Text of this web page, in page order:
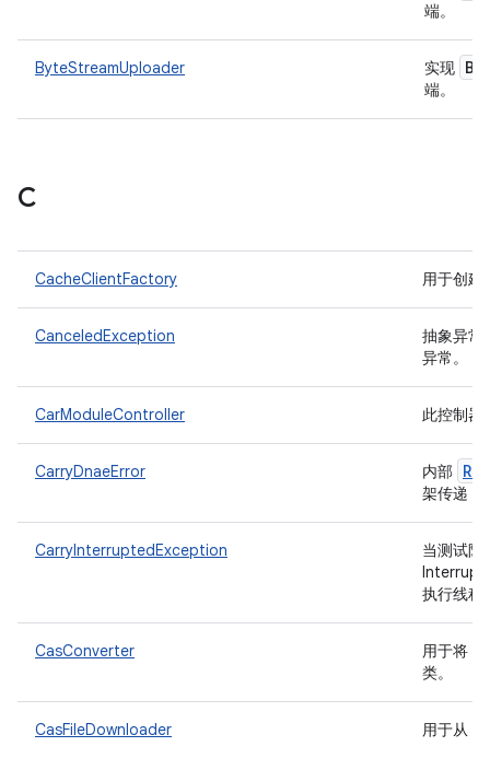
端。
ByteStreamUploader 实现
端。
C
CacheClientFactory 用于创建
CanceledException
抽象异常
异常。
CarModuleController 此控制器
CarryDnaeError 内部
架传递
CarryInterruptedException
当测试阶
执行线
CasConverter
用于将
类。
CasFileDownloader 用于从